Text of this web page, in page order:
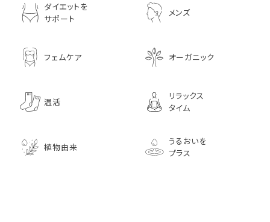
ダイエットを
サポート
メンズ
フェムケア オーガニック
温活
リラックス
タイム
植物由来
うるおいを
プラス